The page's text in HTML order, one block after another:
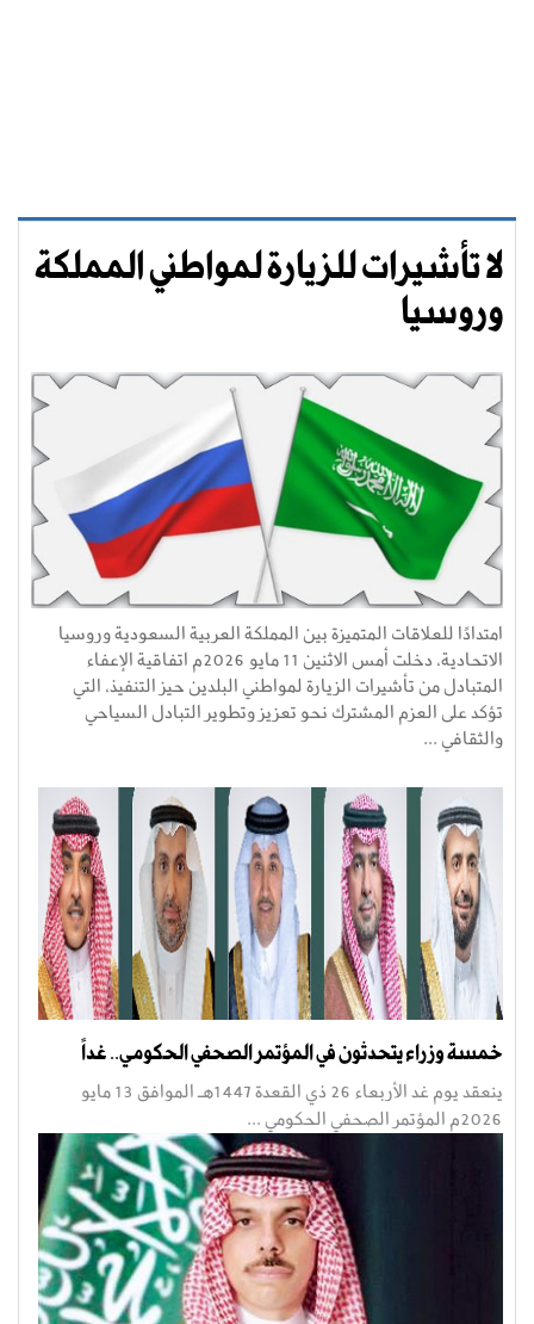
لا تأشيرات للزيارة لمواطني المملكة
وروسيا
امتدادًا للعلاقات المتميزة بين المملكة العربية السعودية وروسيا
الاتحادية، دخلت أمس الاثنين 11 مايو 2026م اتفاقية الإعفاء
المتبادل من تأشيرات الزيارة لمواطني البلدين حيز التنفيذ، التي
تؤكد على العزم المشترك نحو تعزيز وتطوير التبادل السياحي
والثقافي ...
خمسة وزراء يتحدثون في المؤتمر الصحفي الحكومي.. غداً
ينعقد يوم غد الأربعاء 26 ذي القعدة 1447هـ الموافق 13 مايو
2026م المؤتمر الصحفي الحكومي ...